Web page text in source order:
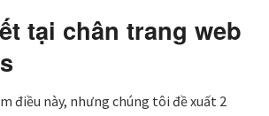
tại chân trang web
điều này, nhưng chúng tôi đề xuất 2